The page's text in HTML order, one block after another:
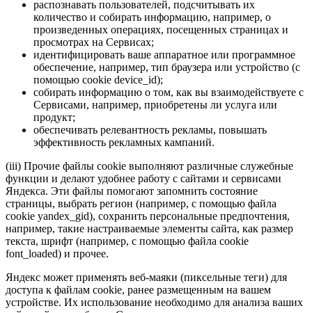
распознавать пользователей, подсчитывать их
количество и собирать информацию, например, о
произведенных операциях, посещенных страницах и
просмотрах на Сервисах;
идентифицировать ваше аппаратное или программное
обеспечение, например, тип браузера или устройство (с
помощью cookie device_id);
собирать информацию о том, как вы взаимодействуете с
Сервисами, например, приобретены ли услуга или
продукт;
обеспечивать релевантность рекламы, повышать
эффективность рекламных кампаний.
(iii) Прочие файлы cookie выполняют различные служебные
функции и делают удобнее работу с сайтами и сервисами
Яндекса. Эти файлы помогают запомнить состояние
страницы, выбрать регион (например, с помощью файла
cookie yandex_gid), сохранить персональные предпочтения,
например, такие настраиваемые элементы сайта, как размер
текста, шрифт (например, с помощью файла cookie
font_loaded) и прочее.
Яндекс может применять веб-маяки (пиксельные теги) для
доступа к файлам cookie, ранее размещенным на вашем
устройстве. Их использование необходимо для анализа ваших